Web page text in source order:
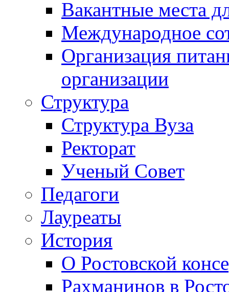
Вакантные места
Международное
Организация
организации
Структура
Структура Вуза
Ректорат
Ученый Совет
Педагоги
Лауреаты
История
О Ростовской
Рахманинов в